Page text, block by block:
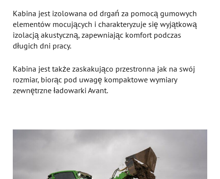
Kabina jest izolowana od drgań za pomocą gumowych
elementów mocujących i charakteryzuje się wyjątkową
izolacją akustyczną, zapewniając komfort podczas
długich dni pracy.
Kabina jest także zaskakująco przestronna jak na swój
rozmiar, biorąc pod uwagę kompaktowe wymiary
zewnętrzne ładowarki Avant.